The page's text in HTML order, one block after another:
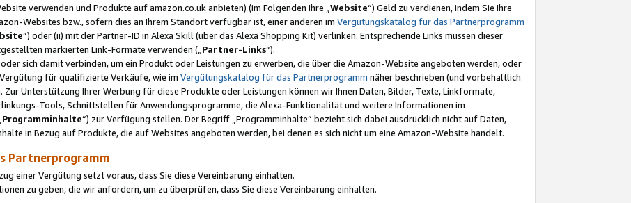
verwenden und Produkte auf amazon.co.uk anbieten) (im Folgenden Ihre „ Website“) Geld zu verdienen, indem Sie Ihre
Websites bzw., sofern dies an Ihrem Standort verfügbar ist, einer anderen im Vergütungskatalog für das Partnerprogramm
“) oder (ii) mit der Partner-ID in Alexa Skill (über das Alexa Shopping Kit) verlinken. Entsprechende Links müssen dieser
markierten Link-Formate verwenden („ Partner-Links“).
sich damit verbinden, um ein Produkt oder Leistungen zu erwerben, die über die Amazon-Website angeboten werden, oder
für qualifizierte Verkäufe, wie im Vergütungskatalog für das Partnerprogramm näher beschrieben (und vorbehaltlich
Unterstützung Ihrer Werbung für diese Produkte oder Leistungen können wir Ihnen Daten, Bilder, Texte, Linkformate,
Tools, Schnittstellen für Anwendungsprogramme, die Alexa-Funktionalität und weitere Informationen im
Programminhalte“) zur Verfügung stellen. Der Begriff „Programminhalte“ bezieht sich dabei ausdrücklich nicht auf Daten,
in Bezug auf Produkte, die auf Websites angeboten werden, bei denen es sich nicht um eine Amazon-Website handelt.
Partnerprogramm
einer Vergütung setzt voraus, dass Sie diese Vereinbarung einhalten.
zu geben, die wir anfordern, um zu überprüfen, dass Sie diese Vereinbarung einhalten.